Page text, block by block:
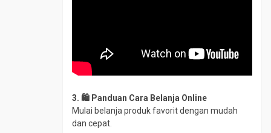
3. 🛍️ Panduan Cara Belanja Online
Mulai belanja produk favorit dengan mudah
dan cepat.